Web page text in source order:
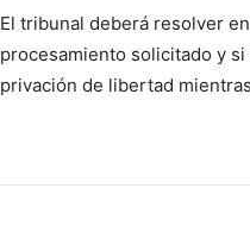
El tribunal deberá resolver
procesamiento solicitado y
privación de libertad